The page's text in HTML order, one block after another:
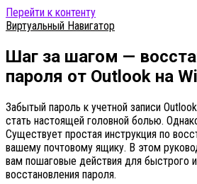
Перейти к контенту
Виртуальный Навигатор
Шаг за шагом —
пароля от Outlook на
Забытый пароль к учетной записи
стать настоящей головной болью.
Существует простая инструкция по
вашему почтовому ящику. В этом
вам пошаговые действия для быстрого
восстановления пароля.